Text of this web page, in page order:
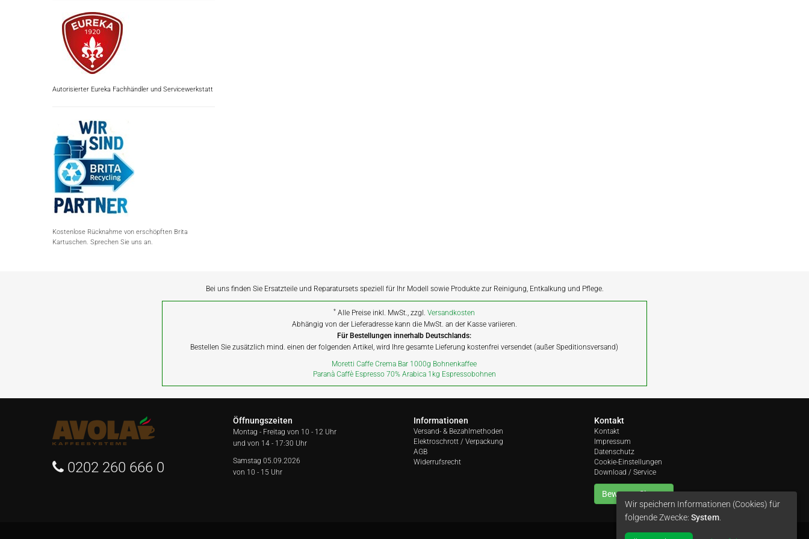
Autorisierter Eureka Fachhändler und Servicewerkstatt
Kostenlose Rücknahme von erschöpften Brita
Kartuschen. Sprechen Sie uns an.
Bei uns finden Sie Ersatzteile und Reparatursets speziell für Ihr Modell sowie Produkte zur Reinigung, Entkalkung und Pflege.
* Alle Preise inkl. MwSt., zzgl.Versandkosten
Abhängig von der Lieferadresse kann die MwSt. an der Kasse variieren.
Für Bestellungen innerhalb Deutschlands:
Bestellen Sie zusätzlich mind. einen der folgenden Artikel, wird Ihre gesamte Lieferung kostenfrei versendet (außer Speditionsversand)
Moretti Caffe Crema Bar 1000g Bohnenkaffee
Paranà Caffè Espresso 70% Arabica 1kg Espressobohnen
0202 260 666 0
Öffnungszeiten
Montag - Freitag von 10 - 12 Uhr
und von 14 - 17:30 Uhr
Samstag 05.09.2026
von 10 - 15 Uhr
Informationen
Versand- & Bezahlmethoden
Elektroschrott / Verpackung
AGB
Widerrufsrecht
Kontakt
Kontakt
Impressum
Datenschutz
Cookie-Einstellungen
Download / Service
Bewerten Sie uns
Wir speichern Informationen (Cookies) für
folgende Zwecke: System